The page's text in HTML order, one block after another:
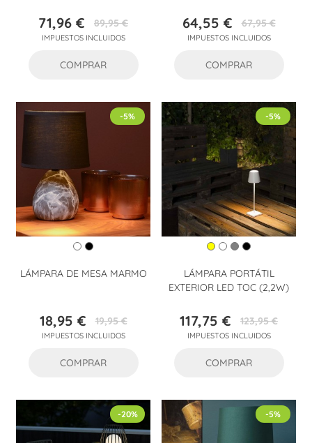
Precio
71,96 €Precio
base
89,95 €
IMPUESTOS INCLUIDOS
COMPRAR
Precio
64,55 €Precio
base
67,95 €
IMPUESTOS INCLUIDOS
COMPRAR
LÁMPARA DE MESA MARMO
Precio
18,95 €Precio
base
19,95 €
IMPUESTOS INCLUIDOS
-5%
COMPRAR
LÁMPARA PORTÁTIL
EXTERIOR LED TOC (2,2W)
Precio
117,75 €Precio
base
123,95 €
IMPUESTOS INCLUIDOS
-5%
COMPRAR
-20% -5%